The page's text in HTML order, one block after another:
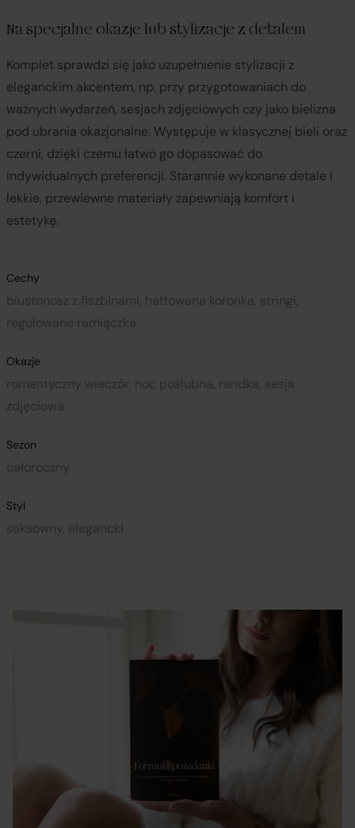
Na specjalne okazje lub stylizacje z detalem
Komplet sprawdzi się jako uzupełnienie stylizacji z
eleganckim akcentem, np. przy przygotowaniach do
ważnych wydarzeń, sesjach zdjęciowych czy jako bielizna
pod ubrania okazjonalne. Występuje w klasycznej bieli oraz
czerni, dzięki czemu łatwo go dopasować do
indywidualnych preferencji. Starannie wykonane detale i
lekkie, przewiewne materiały zapewniają komfort i
estetykę.
Cechy
biustonosz z fiszbinami, haftowana koronka, stringi,
regulowane ramiączka
Okazje
romantyczny wieczór, noc poślubna, randka, sesja
zdjęciowa
Sezon
całoroczny
Styl
seksowny, elegancki